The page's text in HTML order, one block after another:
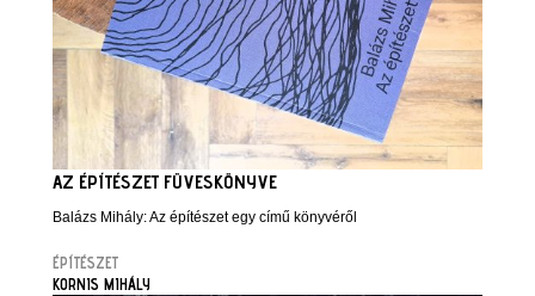
AZ ÉPÍTÉSZET FÜVESKÖNYVE
Balázs Mihály: Az építészet egy című könyvéről
ÉPÍTÉSZET
KORNIS MIHÁLY